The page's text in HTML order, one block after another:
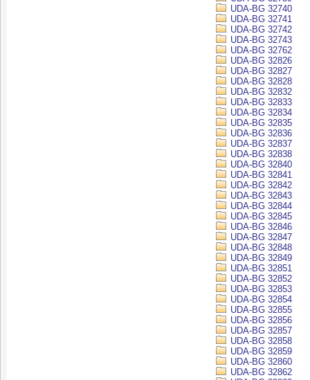
UDA-BG 32740
UDA-BG 32741
UDA-BG 32742
UDA-BG 32743
UDA-BG 32762
UDA-BG 32826
UDA-BG 32827
UDA-BG 32828
UDA-BG 32832
UDA-BG 32833
UDA-BG 32834
UDA-BG 32835
UDA-BG 32836
UDA-BG 32837
UDA-BG 32838
UDA-BG 32840
UDA-BG 32841
UDA-BG 32842
UDA-BG 32843
UDA-BG 32844
UDA-BG 32845
UDA-BG 32846
UDA-BG 32847
UDA-BG 32848
UDA-BG 32849
UDA-BG 32851
UDA-BG 32852
UDA-BG 32853
UDA-BG 32854
UDA-BG 32855
UDA-BG 32856
UDA-BG 32857
UDA-BG 32858
UDA-BG 32859
UDA-BG 32860
UDA-BG 32862